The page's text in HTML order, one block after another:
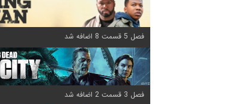
فصل 5 قسمت 8 اضافه شد
فصل 3 قسمت 2 اضافه شد